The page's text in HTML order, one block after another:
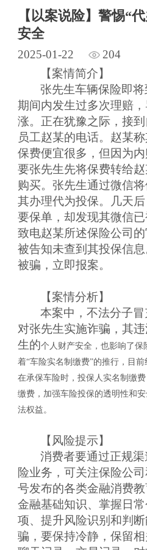
【以案说险】警惕“
安全
2025-01-22
204
【案情简介】
张先生车辆保险即
期间内发生过多次理赔
涨。正在犹豫之际，接
员工赵某的电话。 赵某称
保费便宜很多，但因为
要张先生先将保费转给
购买。 张先生通过微信
其办理代为投保。几天后
要保单，却发现其微信已
致电赵某所述保险公司
被告知未查到其投保信息
被骗，立即报案。
【案情分析】
本案中，不法分子
对张先生实施诈骗，其
生的个人财产安全，也影响了
着“车险实名制缴费”的推行，目
在承保车险时，投保人实名制缴
缴费，加强车险投保的透明性和
法权益。
【风险提示】
消费者要通过正规
险业务，可关注保险公
号发布的各类金融消费
金融基础知识、掌握日
项、提升风险识别和判
骗，要保持冷静，保留